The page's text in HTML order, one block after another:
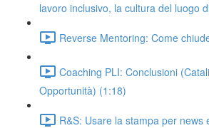
lavoro inclusivo, la cultura del luogo
Reverse Mentoring: Come
Coaching PLI: Conclusioni
Opportunità) (1:18)
R&S: Usare la stampa per news